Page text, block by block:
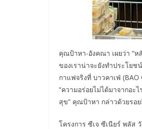
คุณป้าหา-อังคณา เผยว่า “ห
ของเราน่าจะยังทำประโยช
กาแฟจริงที่ บาวคาเฟ่
“ความอร่อยไม่ได้มาจากอะ
สุข” คุณป้าหา กล่าวด้วยรอ
โครงการ ซีเจ ซีเนียร์ พลัส